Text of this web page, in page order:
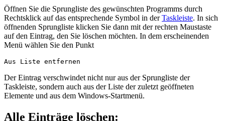
Öffnen Sie die Sprungliste des gewünschten Programms durch
Rechtsklick auf das entsprechende Symbol in derTaskleiste. In sich
öffnenden Sprungliste klicken Sie dann mit der rechten Maustaste
auf den Eintrag, den Sie löschen möchten. In dem erscheinenden
Menü wählen Sie den Punkt
Aus Liste entfernen
Der Eintrag verschwindet nicht nur aus der Sprungliste der
Taskleiste, sondern auch aus der Liste der zuletzt geöffneten
Elemente und aus dem Windows-Startmenü.
Alle Einträge löschen: